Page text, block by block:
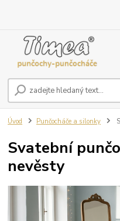
Úvod Punčocháče a silonky
Svatební
nevěsty